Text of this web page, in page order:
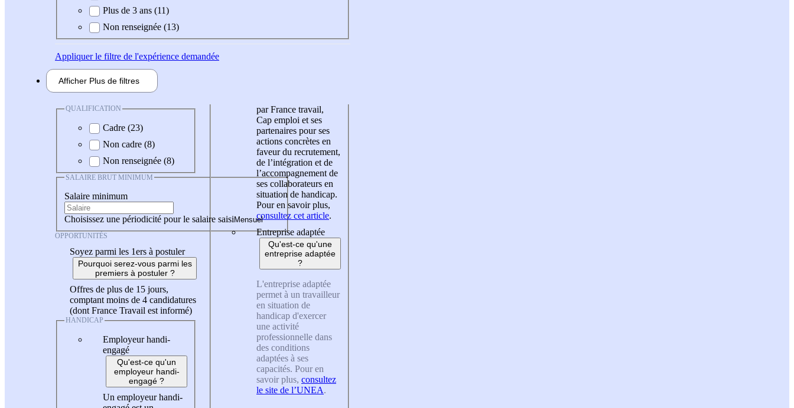
Plus de 3 ans (11)
Non renseignée (13)
Appliquerle filtre de l'expérience demandée
Afficher Plus de filtres
QUALIFICATION
Cadre (23)
Non cadre (8)
Non renseignée (8)
SALAIRE BRUT MINIMUM
Salaire minimum
Choisissez une périodicité pour le salaire saisi
OPPORTUNITÉS
Soyez parmi les 1ers à postuler
Pourquoi serez-vous parmi les
premiers à postuler ?
Offres de plus de 15 jours,
comptant moins de 4 candidatures
(dont France Travail est informé)
HANDICAP
Employeur handi-
engagé
Qu'est-ce qu'un
employeur handi-
engagé ?
Un employeur handi-
par France travail,
Cap emploi et ses
partenaires pour ses
actions concrètes en
faveur du recrutement,
de l’intégration et de
l’accompagnement de
ses collaborateurs en
situation de handicap.
Pour en savoir plus,
consultez cet article.
Entreprise adaptée
Qu'est-ce qu'une
entreprise adaptée
?
L'entreprise adaptée
permet à un travailleur
en situation de
handicap d'exercer
une activité
professionnelle dans
des conditions
adaptées à ses
capacités. Pour en
savoir plus, consultez
le site de l’UNEA.